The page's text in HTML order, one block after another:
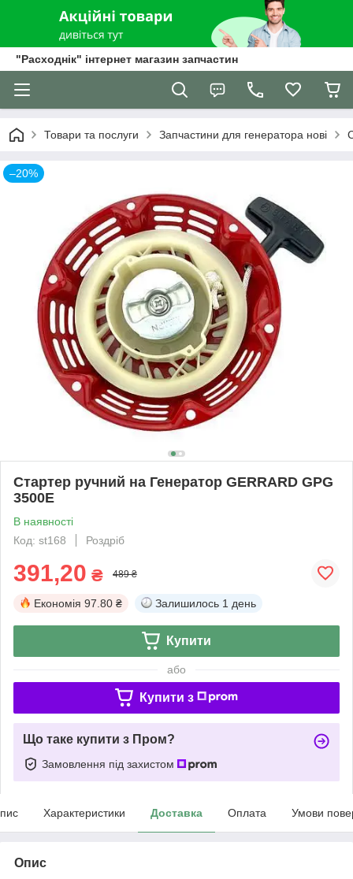
"Расходнік" інтернет магазин запчастин
Товари та послуги Запчастини для генератора нові
–20%
Стартер ручний на Генератор GERRARD GPG
3500E
В наявності
Код: st168
Роздріб
391,20 ₴ 489 ₴
Економія 97.80 ₴ Залишилось 1 день
Купити
або
Купити з
Що таке купити з Пром?
Замовлення під захистом
Характеристики Доставка Оплата Умови
Опис